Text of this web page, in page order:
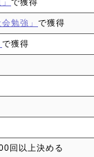
で獲得
勉強」 で獲得
で獲得
回以上決める